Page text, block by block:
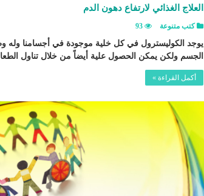
العلاج الغذائي لارتفاع دهون الدم
كتب متنوعة 93
يوجد الكوليسترول في كل خلية موجودة في أجسامنا وله
الجسم ولكن يمكن الحصول علية أيضاً من خلال تناول
أكمل القراءة »